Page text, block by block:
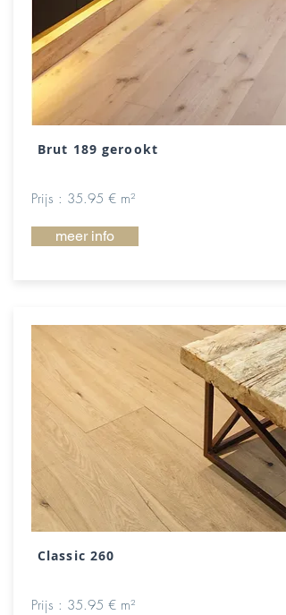
Brut 189 gerookt
Prijs : 35.95 € m²
meer info
Classic 260
Prijs : 35.95 € m²